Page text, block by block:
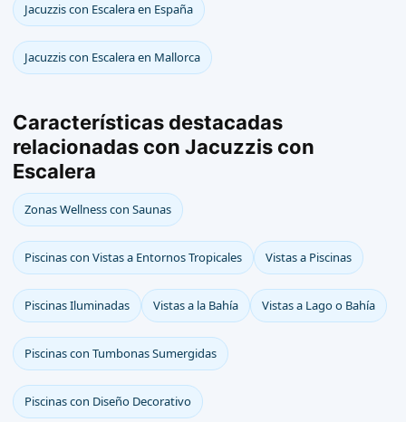
Jacuzzis con Escalera en España
Jacuzzis con Escalera en Mallorca
Características destacadas
relacionadas con Jacuzzis con
Escalera
Zonas Wellness con Saunas
Piscinas con Vistas a Entornos Tropicales Vistas a Piscinas
Piscinas Iluminadas Vistas a la Bahía Vistas a Lago o Bahía
Piscinas con Tumbonas Sumergidas
Piscinas con Diseño Decorativo